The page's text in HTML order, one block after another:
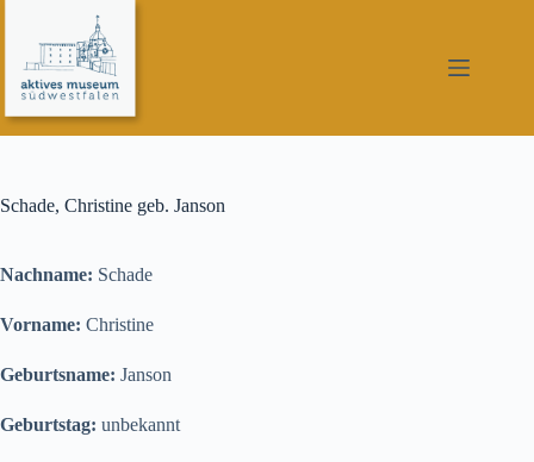
springen
Schade, Christine geb. Janson
Nachname: Schade
Vorname: Christine
Geburtsname: Janson
Geburtstag: unbekannt